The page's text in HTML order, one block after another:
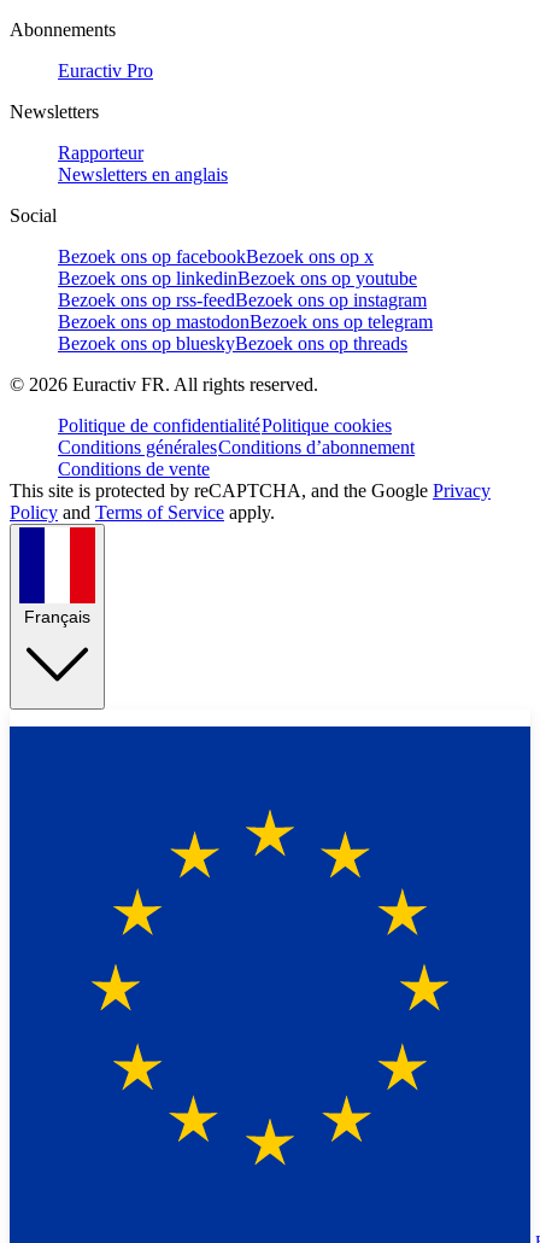
Abonnements
Euractiv Pro
Newsletters
Rapporteur
Newsletters en anglais
Social
Bezoek ons op facebookBezoek ons op x
Bezoek ons op linkedinBezoek ons op youtube
Bezoek ons op rss-feedBezoek ons op instagram
Bezoek ons op mastodonBezoek ons op telegram
Bezoek ons op blueskyBezoek ons op threads
© 2026 Euractiv FR. All rights reserved.
Politique de confidentialitéPolitique cookies
Conditions généralesConditions d’abonnement
Conditions de vente
This site is protected by reCAPTCHA, and the Google Privacy
Policy and Terms of Service apply.
Français